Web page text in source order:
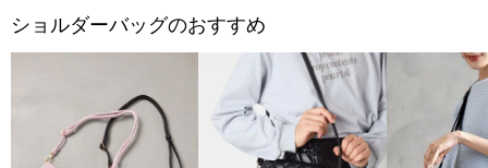
ショルダーバッグのおすすめ